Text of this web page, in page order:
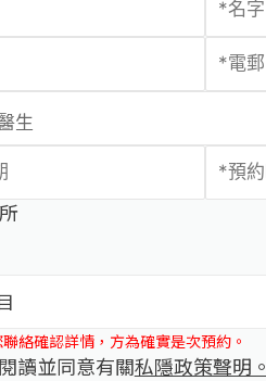
絡確認詳情，方為確實是次預約。
讀並同意有關私隱政策聲明。